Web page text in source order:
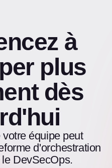
à
plus
dès
équipe peut
d'orchestration
DevSecOps.